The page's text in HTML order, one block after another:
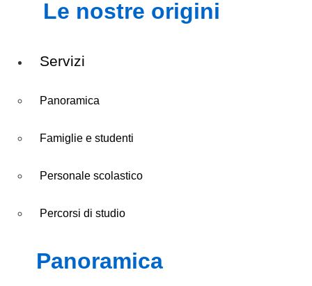
le nostre origini
Servizi
Panoramica
Famiglie e studenti
Personale scolastico
Percorsi di studio
panoramica